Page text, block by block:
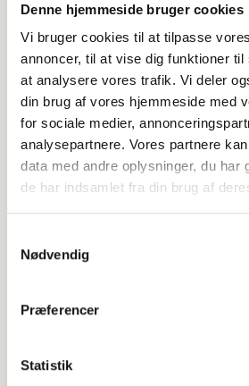
Denne hjemmeside bruger cookies
Vi bruger cookies til at tilpasse
annoncer, til at vise dig funktioner
at analysere vores trafik. Vi deler
din brug af vores hjemmeside med
for sociale medier,
analysepartnere. Vores partnere
data med andre oplysninger, du har
de har indsamlet fra din brug af
Nødvendig
Præferencer
Statistik
Offentligtgjort i Dagbladet
september 2023
Højtideligheden
Fredagd. 15. september 2023 kl.
Faster Kirke
Møllebækvej 1B, 6900 Skjern